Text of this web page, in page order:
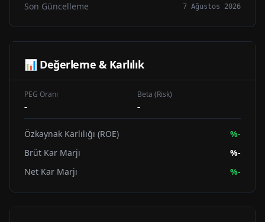
Son Güncelleme 7 Ağustos 2026
📊 Değerleme & Karlılık
PEG Oranı
-
Beta (Risk)
-
Özkaynak Karlılığı (ROE) %-
Brüt Kar Marjı
%-
Net Kar Marjı
%-